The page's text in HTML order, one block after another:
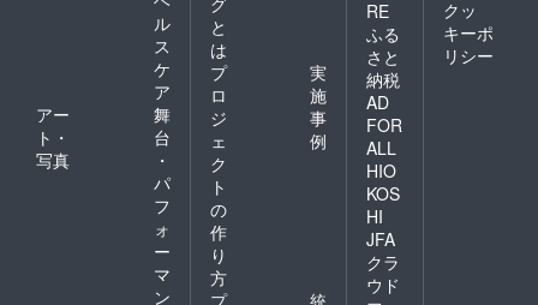
ル
ス
ケ
ア
アー
ト・
写真
舞
台
・
パ
フ
ォ
ー
マ
ン
と
は
プ
ロ
ジ
ェ
ク
ト
の
作
り
方
実
施
事
例
RE
ふる
さと
納税
AD
FOR
ALL
HIO
KOS
HI
JFA
クラ
ウド
クッ
キーポ
リシー